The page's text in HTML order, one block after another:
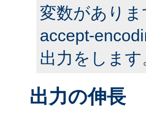
変数があり
accept-
出力をします
出力の伸長